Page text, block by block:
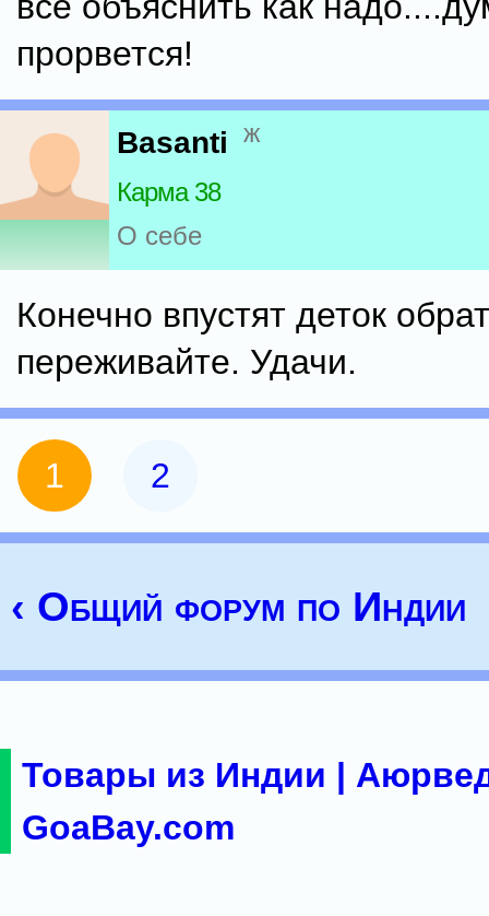
прорвется!
Basanti ж
Карма 38
О себе
Конечно впустят деток
переживайте. Удачи.
1 2
‹ Общий форум по Индии
Товары из Индии |
GoaBay.com